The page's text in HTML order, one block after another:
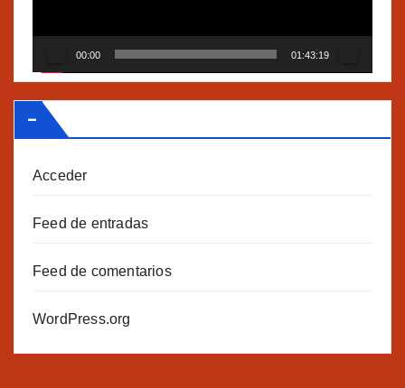
00:00 01:43:19
–
Acceder
Feed de entradas
Feed de comentarios
WordPress.org